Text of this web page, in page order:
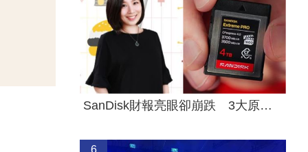
SanDisk財報亮眼卻崩跌 3大原因一次看懂
6